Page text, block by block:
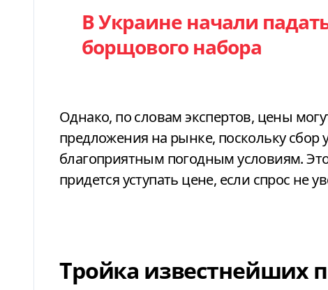
В Украине начали
борщового набора
Однако, по словам экспертов, цены
предложения на рынке, поскольку сбор
благоприятным погодным условиям.
придется уступать цене, если спрос не
Тройка известнейших